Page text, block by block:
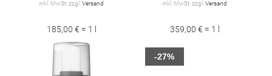
inkl. MwSt. zzgl. Versand
185,00 € = 1 l
inkl. MwSt. zzgl. Versand
359,00 € = 1 l
-27%